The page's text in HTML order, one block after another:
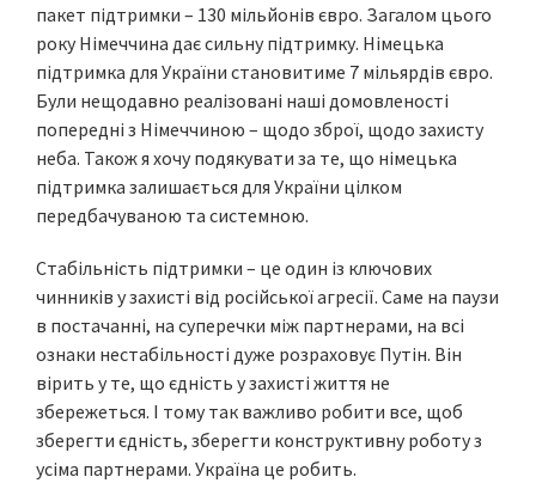
пакет підтримки – 130 мільйонів євро. Загалом цього
року Німеччина дає сильну підтримку. Німецька
підтримка для України становитиме 7 мільярдів євро.
Були нещодавно реалізовані наші домовленості
попередні з Німеччиною – щодо зброї, щодо захисту
неба. Також я хочу подякувати за те, що німецька
підтримка залишається для України цілком
передбачуваною та системною.
Стабільність підтримки – це один із ключових
чинників у захисті від російської агресії. Саме на паузи
в постачанні, на суперечки між партнерами, на всі
ознаки нестабільності дуже розраховує Путін. Він
вірить у те, що єдність у захисті життя не
збережеться. І тому так важливо робити все, щоб
зберегти єдність, зберегти конструктивну роботу з
усіма партнерами. Україна це робить.